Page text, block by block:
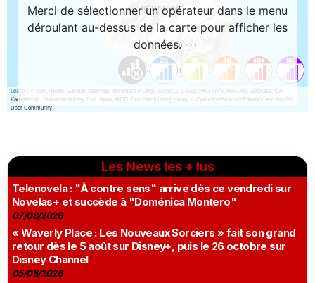
Les News les + lus
Telenovela : "À contre sens" arrive dès ce vendredi sur
Novelas+ et succède à "Doménica Montero"
07/08/2026
« Waverly Place : Les Nouveaux Sorciers » fait son grand
retour dès le 5 août sur Disney+, puis le 26 octobre sur
Disney Channel
05/08/2026